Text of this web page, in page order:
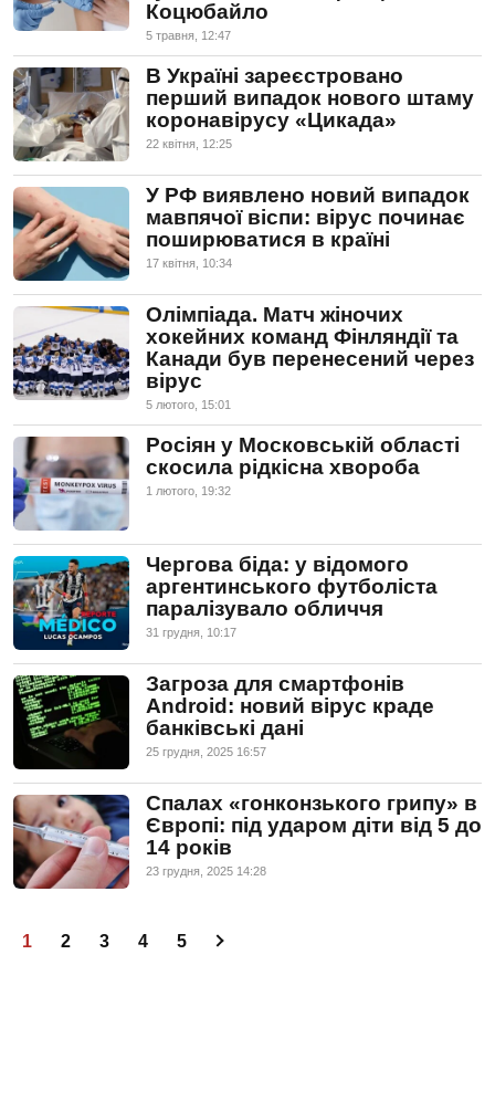
Коцюбайло
5 травня, 12:47
В Україні зареєстровано
перший випадок нового штаму
коронавірусу «Цикада»
22 квiтня, 12:25
У РФ виявлено новий випадок
мавпячої віспи: вірус починає
поширюватися в країні
17 квiтня, 10:34
Олімпіада. Матч жіночих
хокейних команд Фінляндії та
Канади був перенесений через
вірус
5 лютого, 15:01
Росіян у Московській області
скосила рідкісна хвороба
1 лютого, 19:32
Чергова біда: у відомого
аргентинського футболіста
паралізувало обличчя
31 грудня, 10:17
Загроза для смартфонів
Android: новий вірус краде
банківські дані
25 грудня, 2025 16:57
Спалах «гонконзького грипу» в
Європі: під ударом діти від 5 до
14 років
23 грудня, 2025 14:28
1 2 3 4 5